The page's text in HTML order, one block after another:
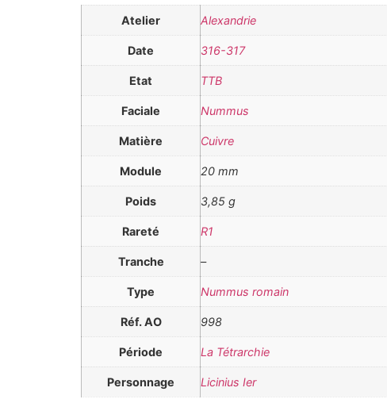
Atelier Alexandrie
Date 316-317
Etat TTB
Faciale Nummus
Matière Cuivre
Module 20 mm
Poids 3,85 g
Rareté R1
Tranche –
Type Nummus romain
Réf. AO 998
Période La Tétrarchie
Personnage Licinius Ier